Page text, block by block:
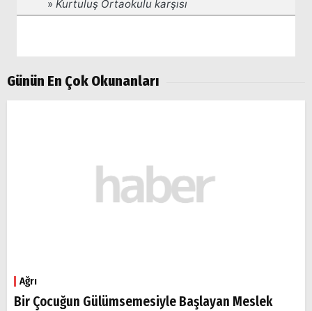
Günün En Çok Okunanları
Ağrı
Bir Çocuğun Gülümsemesiyle Başlayan Meslek